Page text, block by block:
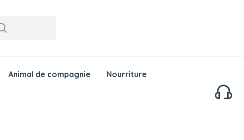
Animal de compagnie Nourriture